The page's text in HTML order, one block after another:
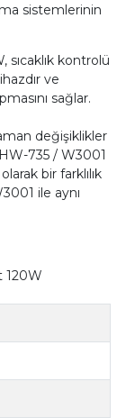
sistemlerinin
sıcaklık kontrolü
ve
sağlar.
değişiklikler
735 / W3001
bir farklılık
ile aynı
120W